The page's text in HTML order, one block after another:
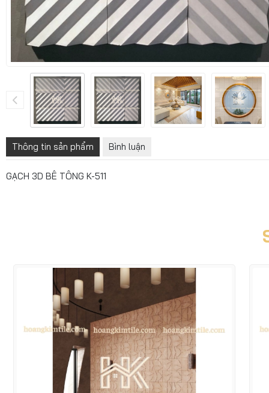
Thông tin sản phẩm Bình luận
GẠCH 3D BÊ TÔNG K-511